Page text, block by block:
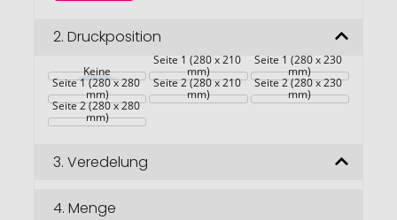
2. Druckposition
Keine
Seite 1 (280 x 210
mm)
Seite 1 (280 x 230
mm)
Seite 1 (280 x 280
mm)
Seite 2 (280 x 210
mm)
Seite 2 (280 x 230
mm)
Seite 2 (280 x 280
mm)
3. Veredelung
4. Menge